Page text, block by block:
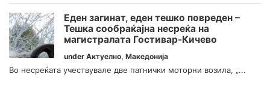
Еден загинат, еден тешко повреден –
Тешка сообраќајна несреќа на
магистралата Гостивар-Кичево
under Актуелно, Македонија
Во несреќата учествувале две патнички моторни возила, „...